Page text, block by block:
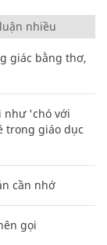
nhiều
giác bằng thơ,
như 'chó với
trong giáo dục
cần nhớ
gọi